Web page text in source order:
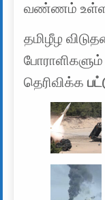
வண்ணம்
தமிழீழ
தெரிவிக்க